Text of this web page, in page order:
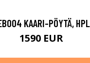
KAARI-PÖYTÄ, HPL
1590 EUR